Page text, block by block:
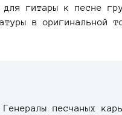
для гитары к песне
в оригинальной
песчаных